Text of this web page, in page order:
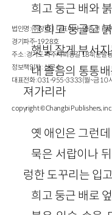
희고 둥근 배와
그 희고 둥글고
햇빛 잘게 부서
내 졸음의 통통
져가리라
옛 애인은 그런
묵은 서랍이나
렁한 도꾸리는 입고
희고 둥근 배로
법인명 : ㈜창비ㅣ대표이사 : 염종선
경기파주-1928호
주소 : 경기도 파주시 회동길 184(문
정보책임자 : 신문수
대표전화 : 031-955-3333(월~금 10
copyright © Changbi Publishers,